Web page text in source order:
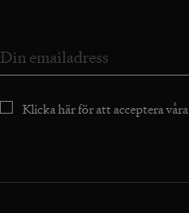
Klicka här för att acceptera våra